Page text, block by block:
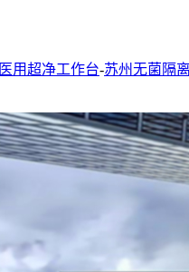
医用超净工作台-苏州无菌隔